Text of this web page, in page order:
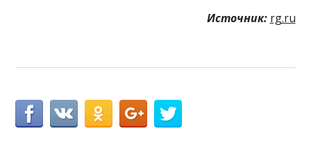
Источник: rg.ru